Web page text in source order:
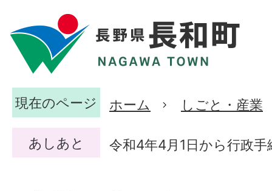
現在のページ ホーム しごと・産業
あしあと 令和4年4月1日から行政